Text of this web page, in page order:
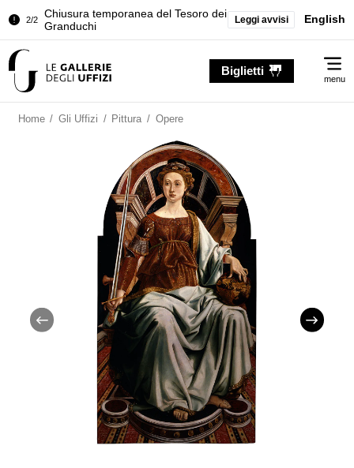
2/2
Chiusura temporanea del Tesoro dei
Granduchi
della Sala dell'Iliade
Granduchi
Leggi avvisi English
Biglietti
menu
Home / Gli Uffizi / Pittura / Opere